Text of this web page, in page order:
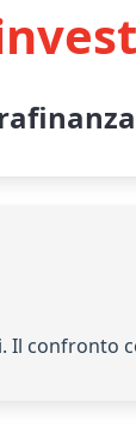
Il confronto